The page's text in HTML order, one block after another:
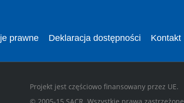
prawne Deklaracja dostępności Kontakt
Projekt jest częściowo finansowany przez UE.
© 2005-15 SACR. Wszystkie prawa zastrzeżone.